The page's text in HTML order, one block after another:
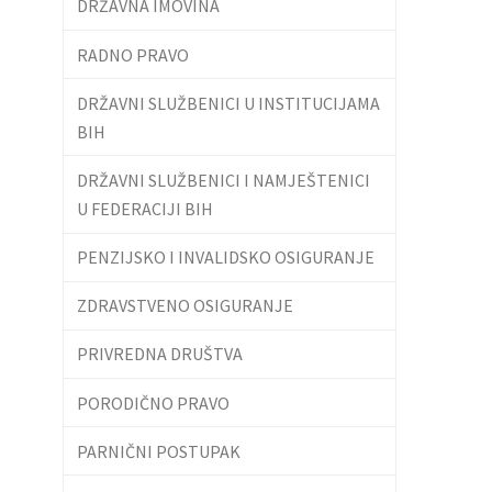
DRŽAVNA IMOVINA
RADNO PRAVO
DRŽAVNI SLUŽBENICI U INSTITUCIJAMA
BIH
DRŽAVNI SLUŽBENICI I NAMJEŠTENICI
U FEDERACIJI BIH
PENZIJSKO I INVALIDSKO OSIGURANJE
ZDRAVSTVENO OSIGURANJE
PRIVREDNA DRUŠTVA
PORODIČNO PRAVO
PARNIČNI POSTUPAK